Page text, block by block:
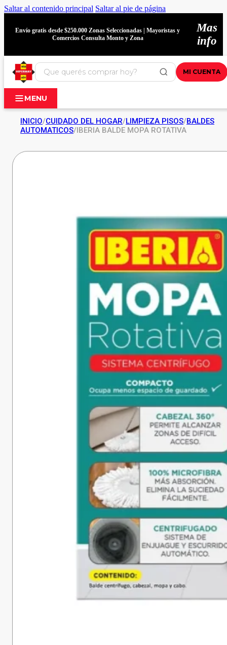
Saltar al contenido principal Saltar al pie de página
Envío gratis desde $250.000 Zonas Seleccionadas | Mayoristas y
Comercios Consulta Monto y Zona
Mas
info
MI CUENTA
MENU
INICIO/CUIDADO DEL HOGAR/LIMPIEZA PISOS/BALDES
AUTOMATICOS/IBERIA BALDE MOPA ROTATIVA